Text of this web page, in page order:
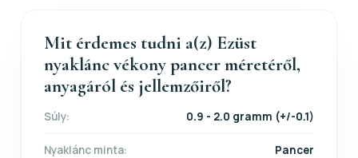
Mit érdemes tudni a(z) Ezüst
nyaklánc vékony pancer méretéről,
anyagáról és jellemzőiről?
Súly: 0.9 - 2.0 gramm (+/-0.1)
Nyaklánc minta: Pancer